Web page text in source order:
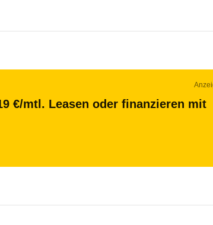
€/mtl. Leasen oder finanzieren mit